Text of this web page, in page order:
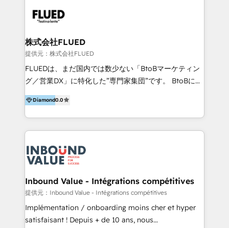
massimizzare il ritorno sugli investimenti.
ナリオ設計まで含めてご提案。「導入して終わり」では
と。それが、ハブワンのスタンスです。 また、
HubSpotはもちろん、ferret One、WordPress、
Movable Type（Power CMS）などの各種CMSを活用
し、延べ100社以上のBtoB企業のサイト制作経験をもと
ーコードテーマテンプレートを独自開発。 企業のさま
ざまな課題やニーズに対して「戦略、設計・デザイン、
『最適なハブ』になります。 ーーーーーーーーーーー
ーーーーーーーーーーーーーーーーーーー 【プロジェ
90分程度） -現状課題の抽出、現実的な目標の確認 -要
件整理、必要十分なHubSpot製品の組合せのご提案 -お
見積り提示・ご承認、スケジュール決定、プロジェクト
キックオフ -マーケティング戦略策定（KGI）、ウェブ
株式会社FLUED
提供元：株式会社FLUED
FLUEDは、まだ国内では数少ない「BtoBマーケティン
グ／営業DX」に特化した”専門家集団”です。 BtoBに特
化し、WEB制作や広告運用などのオンライン施策か
ら、インサイドセールスや展示会などのオフライン施策
まで支援しています。 「経験豊富な”専門家集団”によ
るプロジェクト参加型の支援」で、戦略・企画などのコ
BPO・実務まで幅広いご支援が可能です。 また、2022
年に国内初のBtoB営業DXに関する書籍『業務効率化か
らはじめるBtoB営業DX BtoB営業もここまでデジタル
化できる! 」を出版いたしました。 HubSpotの導入／
活用支援以外にも、下記のようなサービスを提供してい
ます。 - ABMターゲット定義 / リスト作成 - カスタマ
Diamond0.0
Inbound Value - Intégrations compétitives
提供元：Inbound Value - Intégrations compétitives
Implémentation / onboarding moins cher et hyper
satisfaisant ! Depuis + de 10 ans, nous